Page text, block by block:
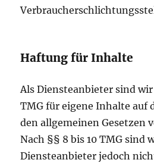
Haftung für Inhalte
Als Diensteanbieter sind wir
TMG für eigene Inhalte auf
den allgemeinen Gesetzen
Nach §§ 8 bis 10 TMG sind
Diensteanbieter jedoch